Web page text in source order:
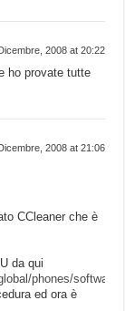
2008 at 20:22
ho provate tutte
2008 at 21:06
CCleaner che è
da qui
phones/
ed ora è